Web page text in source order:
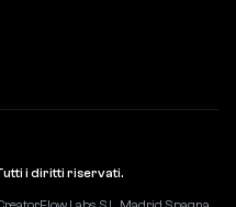
i diritti riservati.